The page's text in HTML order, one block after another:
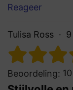
Reageer
Tulisa Ross
Beoordeling: 10